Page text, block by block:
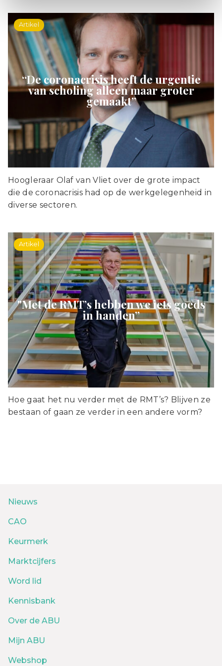
Artikel
“De coronacrisis heeft de urgentie
van scholing alleen maar groter
gemaakt”
Hoogleraar Olaf van Vliet over de grote impact
die de coronacrisis had op de werkgelegenheid in
diverse sectoren.
Artikel
"Met de RMT’s hebben we iets goeds
in handen”
Hoe gaat het nu verder met de RMT’s? Blijven ze
bestaan of gaan ze verder in een andere vorm?
Nieuws
CAO
Keurmerk
Marktcijfers
Word lid
Kennisbank
Over de ABU
Mijn ABU
Webshop